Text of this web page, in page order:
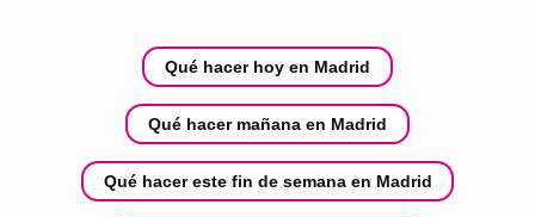
Qué hacer hoy en Madrid
Qué hacer mañana en Madrid
Qué hacer este fin de semana en Madrid